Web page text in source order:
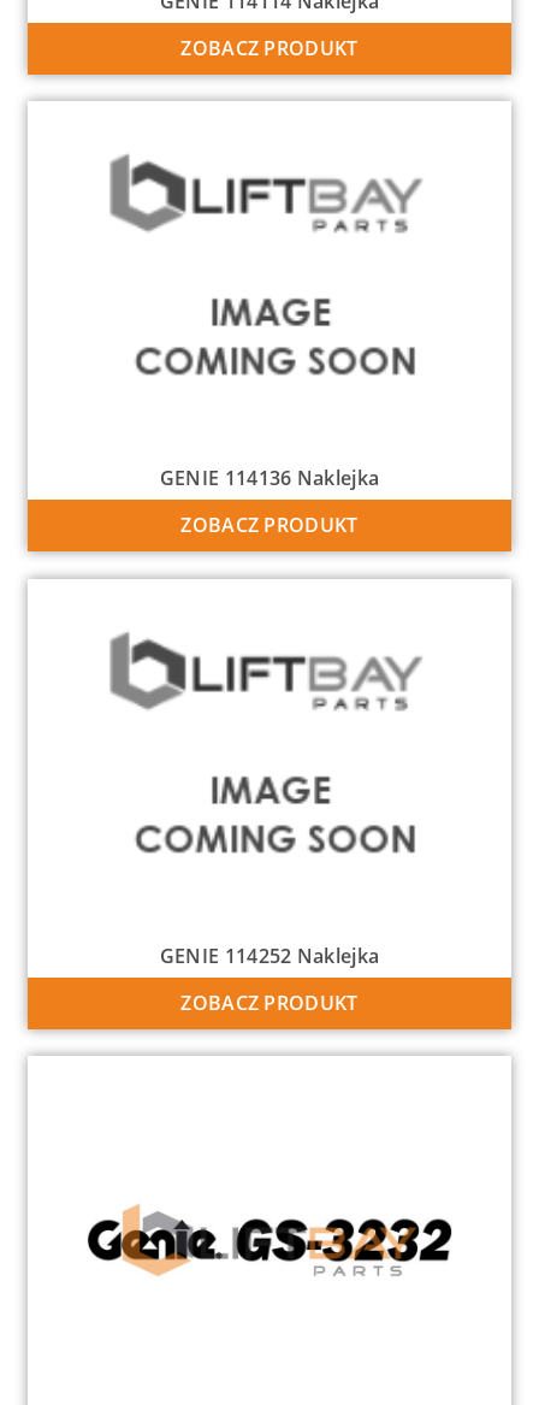
ZOBACZ PRODUKT
GENIE 114136 Naklejka
ZOBACZ PRODUKT
GENIE 114252 Naklejka
ZOBACZ PRODUKT